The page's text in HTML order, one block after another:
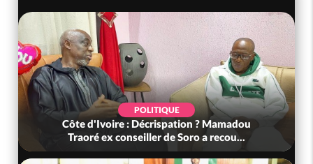
POLITIQUE
Côte d'Ivoire : Décrispation ? Mamadou
Traoré ex conseiller de Soro a recou...